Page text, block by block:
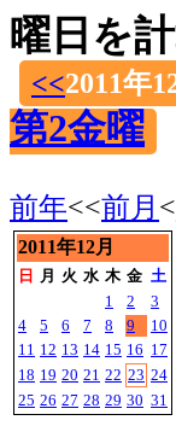
曜日を
<<2011年
第2金曜
前年<<前月 <
2011年12月
日 月 火 水 木 金 土
1
2
3
4
5 6 7 8 9
10
11 12 13 14 15 16 17
18 19 20 21 22 23 24
25 26 27 28 29 30 31